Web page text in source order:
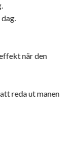
när den
reda ut manen